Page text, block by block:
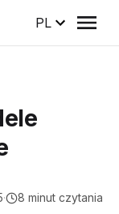
PL
· 8 minut czytania